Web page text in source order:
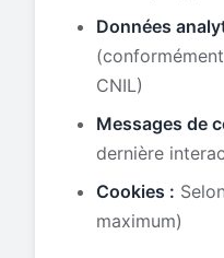
Données
CNIL)
Messages de
dernière
Cookies :
maximum)